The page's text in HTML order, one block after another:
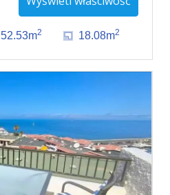
52.53m2 18.08m2